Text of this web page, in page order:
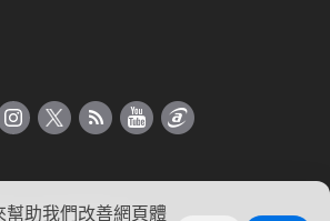
助我們改善網頁體